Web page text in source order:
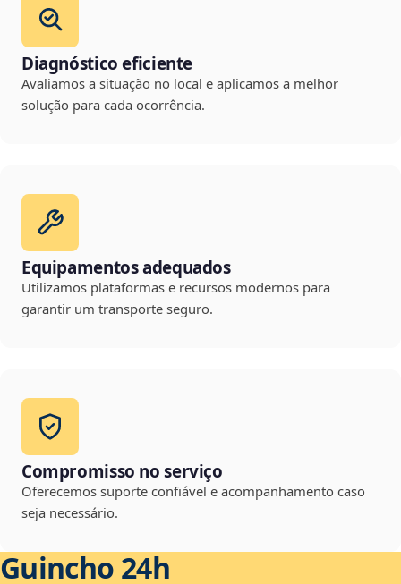
Diagnóstico eficiente
Avaliamos a situação no local e aplicamos a melhor
solução para cada ocorrência.
Equipamentos adequados
Utilizamos plataformas e recursos modernos para
garantir um transporte seguro.
Compromisso no serviço
Oferecemos suporte confiável e acompanhamento caso
seja necessário.
Guincho 24h